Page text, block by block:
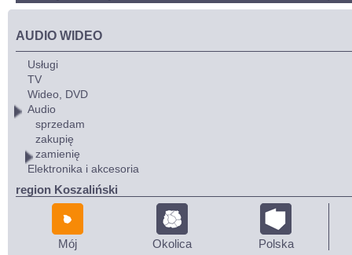
AUDIO WIDEO
Usługi
TV
Wideo, DVD
Audio
sprzedam
zakupię
zamienię
Elektronika i akcesoria
region Koszaliński
Mój Okolica Polska